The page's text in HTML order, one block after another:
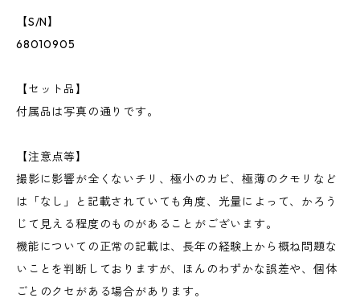
【S/N】
68010905
【セット品】
付属品は写真の通りです。
【注意点等】
撮影に影響が全くないチリ、極小のカビ、極薄のクモリなど
は「なし」と記載されていても角度、光量によって、かろう
じて見える程度のものがあることがございます。
機能についての正常の記載は、長年の経験上から概ね問題な
いことを判断しておりますが、ほんのわずかな誤差や、個体
ごとのクセがある場合があります。